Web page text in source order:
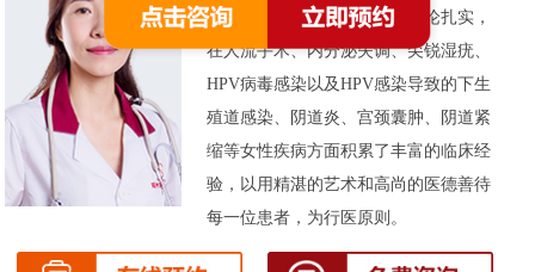
次被评为先进工作者。基础理论扎实，
在人流手术、内分泌失调、尖锐湿疣、
HPV病毒感染以及HPV感染导致的下生
殖道感染、阴道炎、宫颈囊肿、阴道紧
缩等女性疾病方面积累了丰富的临床经
验，以用精湛的艺术和高尚的医德善待
每一位患者，为行医原则。